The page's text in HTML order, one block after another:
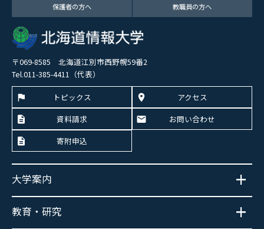
保護者の方へ 教職員の方へ
〒069-8585 北海道江別市西野幌59番2
Tel.011-385-4411（代表）
トピックス
アクセス
資料請求
お問い合わせ
寄附申込
大学案内
教育・研究